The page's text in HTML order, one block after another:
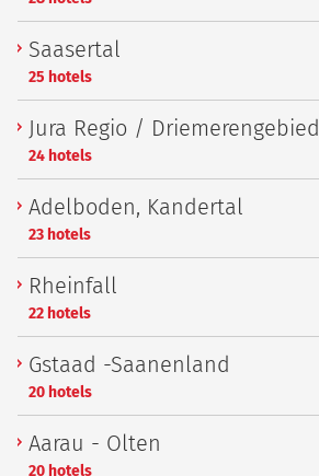
Saasertal
25 hotels
Jura Regio / Driemerengebied
24 hotels
Adelboden, Kandertal
23 hotels
Rheinfall
22 hotels
Gstaad -Saanenland
20 hotels
Aarau - Olten
20 hotels